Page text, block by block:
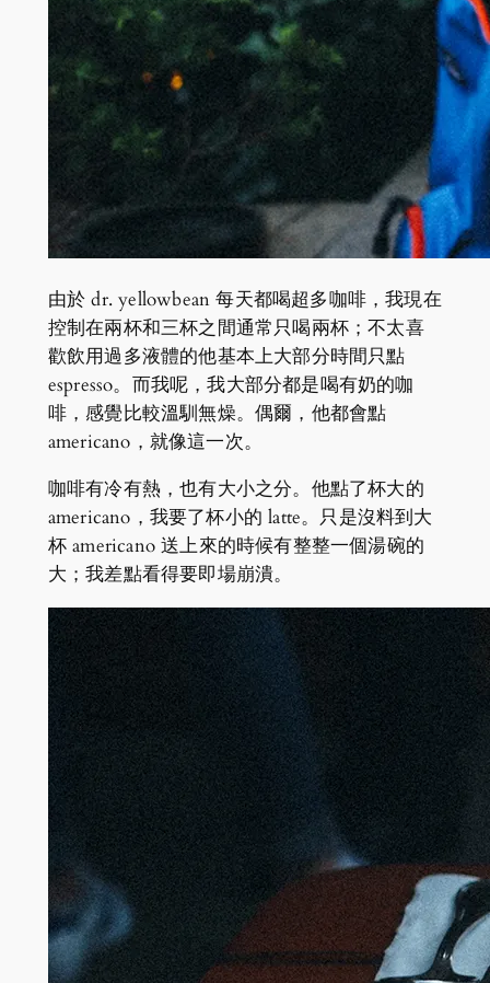
由於 dr. yellowbean 每天都喝超多咖啡，我現在
控制在兩杯和三杯之間通常只喝兩杯；不太喜
歡飲用過多液體的他基本上大部分時間只點
espresso。而我呢，我大部分都是喝有奶的咖
啡，感覺比較溫馴無燥。偶爾，他都會點
americano，就像這一次。
咖啡有冷有熱，也有大小之分。他點了杯大的
americano，我要了杯小的 latte。只是沒料到大
杯 americano 送上來的時候有整整一個湯碗的
大；我差點看得要即場崩潰。